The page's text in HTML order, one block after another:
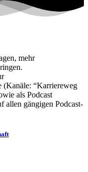
mehr
(Kanäle: “Karriereweg
als Podcast
allen gängigen Podcast-